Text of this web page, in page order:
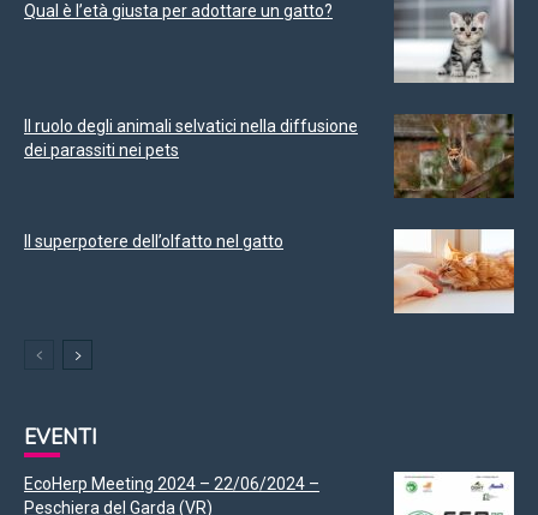
Qual è l’età giusta per adottare un gatto?
Il ruolo degli animali selvatici nella diffusione
dei parassiti nei pets
Il superpotere dell’olfatto nel gatto
EVENTI
EcoHerp Meeting 2024 – 22/06/2024 –
Peschiera del Garda (VR)